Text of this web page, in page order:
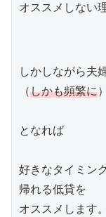
オススメしない
しかしながら夫
（しかも頻繁に）
となれば
好きなタイミン
帰れる低貸を
オススメします。